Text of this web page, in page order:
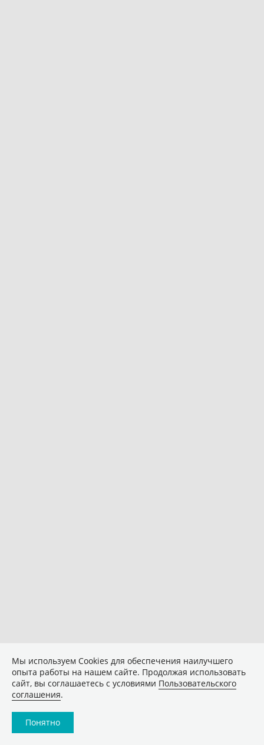
Мы используем Сookies для обеспечения наилучшего
опыта работы на нашем сайте. Продолжая использовать
сайт, вы соглашаетесь с условиями Пользовательского
соглашения.
Понятно